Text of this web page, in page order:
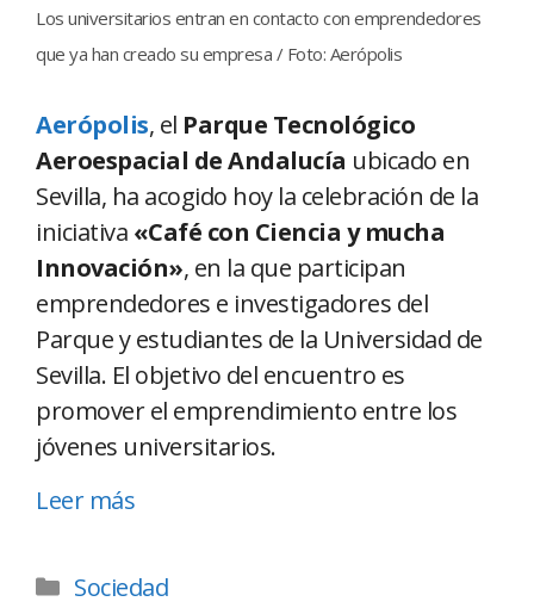
Los universitarios entran en contacto con emprendedores
que ya han creado su empresa / Foto: Aerópolis
Aerópolis, el Parque Tecnológico
Aeroespacial de Andalucía ubicado en
Sevilla, ha acogido hoy la celebración de la
iniciativa «Café con Ciencia y mucha
Innovación», en la que participan
emprendedores e investigadores del
Parque y estudiantes de la Universidad de
Sevilla. El objetivo del encuentro es
promover el emprendimiento entre los
jóvenes universitarios.
Leer más
Sociedad